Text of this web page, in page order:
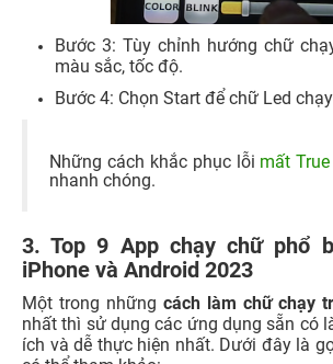
Bước 3: Tùy chỉnh hướng chữ
màu sắc, tốc độ.
Bước 4: Chọn Start để chữ Led
Những cách khắc phục lỗi mất
nhanh chóng.
3. Top 9 App chạy chữ phổ
iPhone và Android 2023
Một trong những cách làm chữ chạy
nhất thì sử dụng các ứng dụng sẵn có
ích và dễ thực hiện nhất. Dưới đây là